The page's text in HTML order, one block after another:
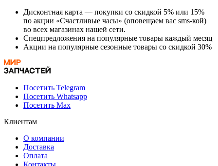
Дисконтная карта — покупки со скидкой 5% или 15%
по акции «Счастливые часы» (оповещаем вас sms-кой)
во всех магазинах нашей сети.
Спецпредложения на популярные товары каждый месяц
Акции на популярные сезонные товары со скидкой 30%
Посетить Telegram
Посетить Whatsapp
Посетить Max
Клиентам
О компании
Доставка
Оплата
Контакты